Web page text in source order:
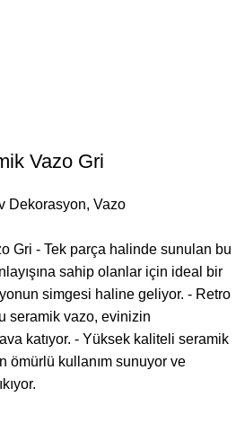
Vazo Gri
Dekorasyon, Vazo
Gri - Tek parça halinde sunulan bu
sahip olanlar için ideal bir
simgesi haline geliyor. - Retro
seramik vazo, evinizin
katıyor. - Yüksek kaliteli seramik
ömürlü kullanım sunuyor ve